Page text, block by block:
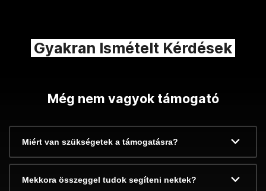
Gyakran Ismételt Kérdések
Még nem vagyok támogató
Miért van szükségetek a támogatásra?
Mekkora összeggel tudok segíteni nektek?